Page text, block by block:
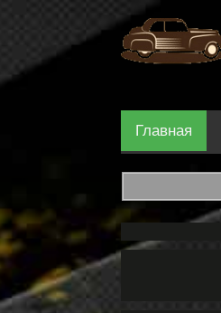
Главная